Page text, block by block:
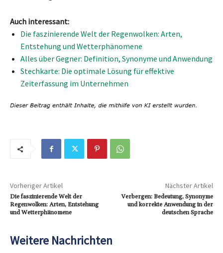
Auch interessant:
Die faszinierende Welt der Regenwolken: Arten,
Entstehung und Wetterphänomene
Alles über Gegner: Definition, Synonyme und Anwendung
Stechkarte: Die optimale Lösung für effektive
Zeiterfassung im Unternehmen
Vorheriger Artikel
Die faszinierende Welt der
Regenwolken: Arten, Entstehung
und Wetterphänomene
Nächster Artikel
Verbergen: Bedeutung, Synonyme
und korrekte Anwendung in der
deutschen Sprache
Weitere Nachrichten